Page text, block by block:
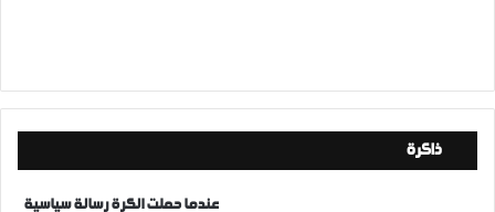
ذاكرة
عندما حملت الكرة رسالة سياسية